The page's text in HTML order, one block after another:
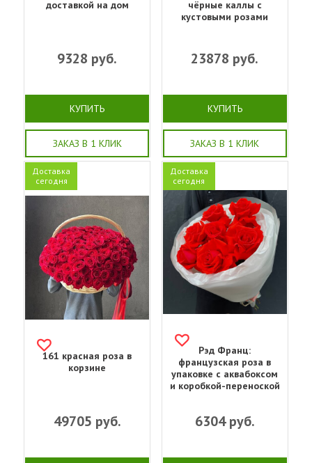
доставкой на дом
9328 руб.
КУПИТЬ
ЗАКАЗ В 1 КЛИК
чёрные каллы с
кустовыми розами
23878 руб.
КУПИТЬ
ЗАКАЗ В 1 КЛИК
Доставка
сегодня
161 красная роза в
корзине
49705 руб.
Доставка
сегодня
Рэд Франц:
французская роза в
упаковке с аквабоксом
и коробкой-переноской
6304руб.